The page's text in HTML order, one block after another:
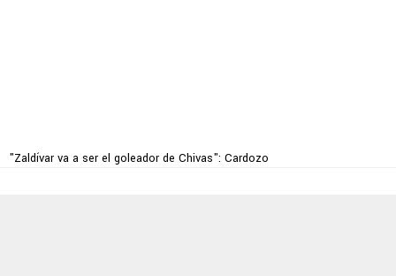
"Zaldívar va a ser el goleador de Chivas": Cardozo